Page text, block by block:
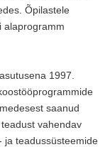
Õpilastele
alaprogramm
1997.
saanud
vahendav
ja teadussüsteemide